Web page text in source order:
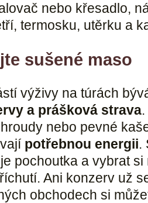
nebo křesadlo,
termosku, utěrku a
sušené maso
výživy na túrách
a prášková strava
nebo pevné
potřebnou energii.
pochoutka a vybrat
Ani konzerv už
obchodech si